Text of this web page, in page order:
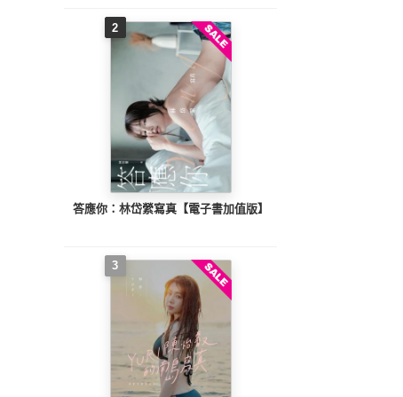
2
答應你：林岱縈寫真【電子書加值版】
3